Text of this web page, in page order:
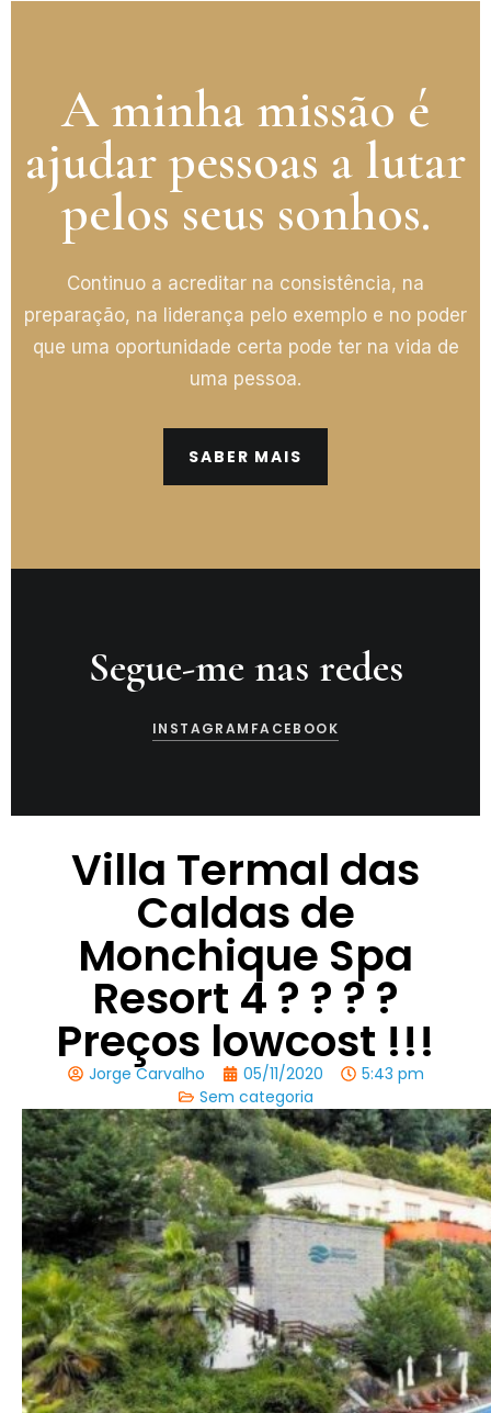
A minha missão é
ajudar pessoas a lutar
pelos seus sonhos.
Continuo a acreditar na consistência, na
preparação, na liderança pelo exemplo e no poder
que uma oportunidade certa pode ter na vida de
uma pessoa.
SABER MAIS
Segue-me nas redes
INSTAGRAM FACEBOOK
Villa Termal das
Caldas de
Monchique Spa
Resort 4 ? ? ? ?
Preços lowcost !!!
Jorge Carvalho 05/11/2020
5:43 pm
Sem categoria